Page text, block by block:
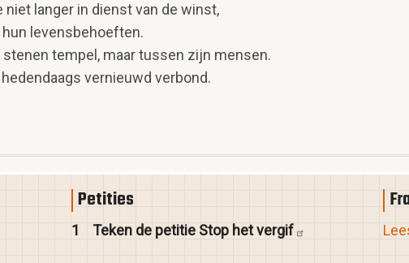
niet langer in dienst van de winst,
hun levensbehoeften.
tempel, maar tussen zijn mensen.
vernieuwd verbond.
Petities
1Teken de petitie Stop hetvergif